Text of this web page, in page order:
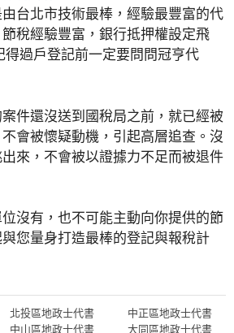
台北市技術最棒，經驗最豐富的代
稅經驗豐富，銀行抵押權設定飛
過戶登記前一定要問問冠亨代
件還沒送到國稅局之前，就已經被
會被懷疑動機，引起高層追查。沒
來，不會被以證據力不足而被退件
沒有，也不可能主動向你提供的節
您量身打造最棒的登記與報稅計
北投區地政士代書
中山區地政士代書
中正區地政士代書
大同區地政士代書